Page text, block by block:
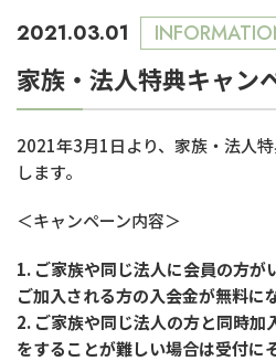
2021.03.01
家族・法人特典キャン
2021年3月1日より、家族・法人
します。
＜キャンペーン内容＞
1. ご家族や同じ法人に会員の方が
ご加入される方の入会金が無料に
2. ご家族や同じ法人の方と同時加
をすることが難しい場合は受付に